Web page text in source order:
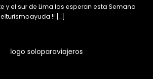
y el sur de Lima los esperan esta Semana
!! […]